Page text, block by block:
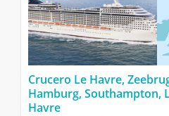
Crucero Le Havre,
Hamburg, Southampton,
Havre